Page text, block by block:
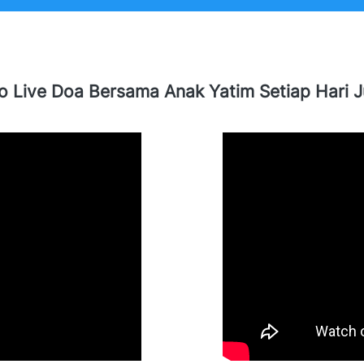
Live Doa Bersama Anak Yatim Setiap Hari